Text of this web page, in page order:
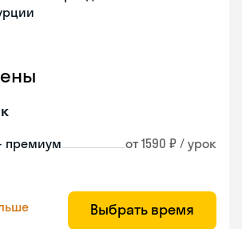
премиум от 1590 ₽ / урок
Выбрать время